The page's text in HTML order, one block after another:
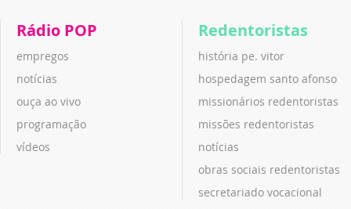
Rádio POP
empregos
notícias
ouça ao vivo
programação
vídeos
Redentoristas
história pe. vitor
hospedagem santo afonso
missionários redentoristas
missões redentoristas
notícias
obras sociais redentoristas
secretariado vocacional